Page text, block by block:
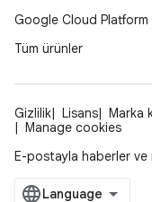
Google Cloud Platform
Tüm ürünler
Gizlilik Lisans Marka
Manage cookies
E-postayla haberler ve